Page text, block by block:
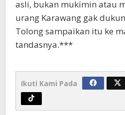
asli, bukan mukimin atau
urang Karawang gak
Tolong sampaikan itu ke
tandasnya.***
Ikuti Kami Pada